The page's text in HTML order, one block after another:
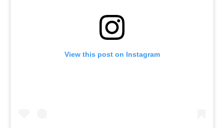
View this post on Instagram